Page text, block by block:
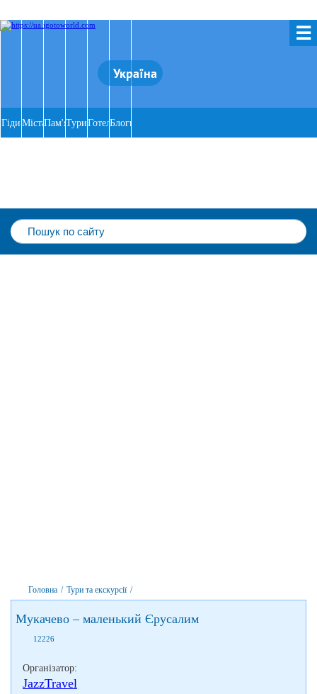
☰
Україна
Гіди МістаПам'ятки
ТуриГотеліБлоги
Головна / Тури та екскурсії /
Мукачево – маленький Єрусалим
12226
Організатор:
JazzTravel